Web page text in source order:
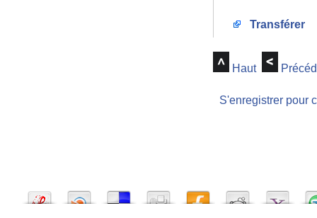
Transférer
Haut
S'enregistrer pour